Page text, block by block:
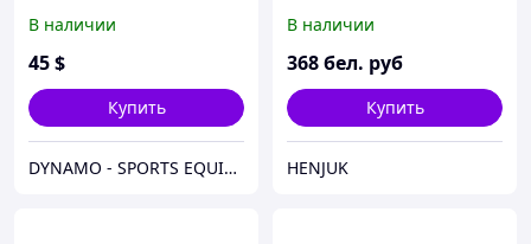
В наличии
45$
Купить
DYNAMO - SPORTS EQUIPMENT CENTER
В наличии
368бел. руб
Купить
HENJUK